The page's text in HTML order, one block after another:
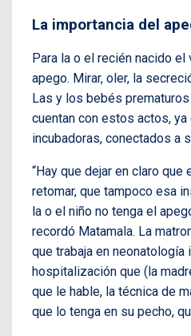
La importancia del
Para la o el recién nacido
apego. Mirar, oler, la
Las y los bebés
cuentan con estos actos,
incubadoras, conectados a
“Hay que dejar en claro
retomar, que tampoco esa
la o el niño no tenga el
recordó Matamala. La
que trabaja en neonatología
hospitalización que (la
que le hable, la técnica de
que lo tenga en su pecho,